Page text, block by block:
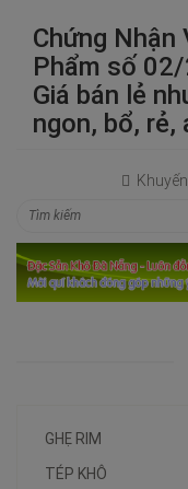
Chứng Nhận
Phẩm số
Giá bán lẻ
ngon, bổ, rẻ,
GHẸ RIM
TÉP KHÔ